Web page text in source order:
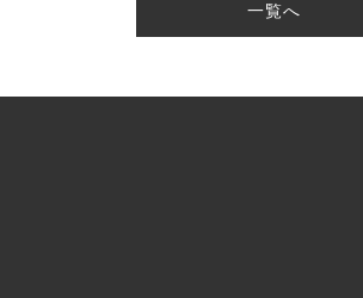
一覧へ